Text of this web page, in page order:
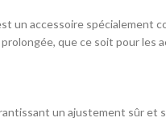
un accessoire spécialement
que ce soit pour les
un ajustement sûr et